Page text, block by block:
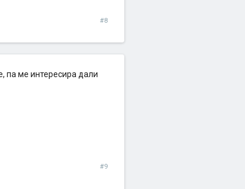
#8
па ме интересира дали
#9